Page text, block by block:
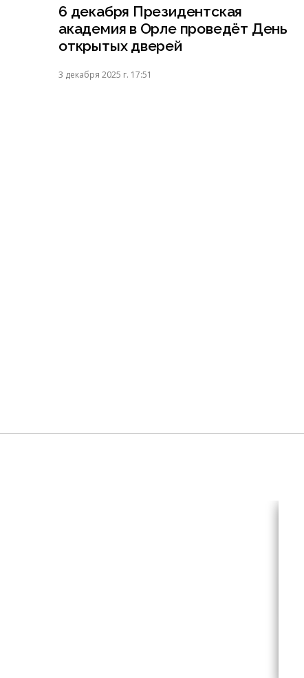
6 декабря Президентская
академия в Орле проведёт День
открытых дверей
3 декабря 2025 г. 17:51